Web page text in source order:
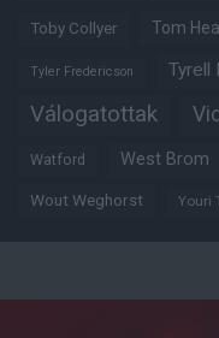
Toby Collyer Tom
Tyler Fredericson Tyrell
Válogatottak
Watford West Brom
Wout Weghorst Youri